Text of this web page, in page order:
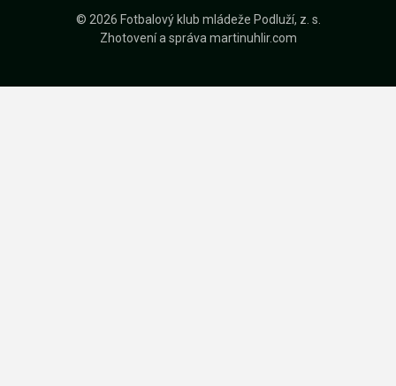
© 2026 Fotbalový klub mládeže Podluží, z. s.
Zhotovení a správamartinuhlir.com